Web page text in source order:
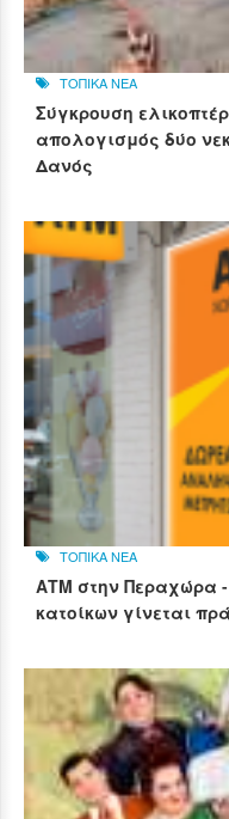
ΤΟΠΙΚΑ ΝΕΑ
Σύγκρουση
απολογισμός δύο
Δανός
ΤΟΠΙΚΑ ΝΕΑ
ΑΤΜ στην Περαχώρα
κατοίκων γίνεται